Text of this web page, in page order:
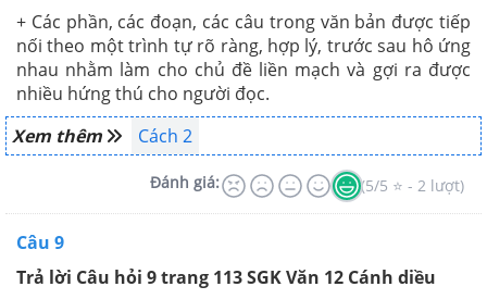
+ Các phần, các đoạn, các câu trong văn bản được tiếp
nối theo một trình tự rõ ràng, hợp lý, trước sau hô ứng
nhau nhằm làm cho chủ đề liền mạch và gợi ra được
nhiều hứng thú cho người đọc.
Xem thêm
Cách 2
Đánh giá: (5/5 ⭐ - 2 lượt)
Câu 9
Trả lời Câu hỏi 9 trang 113 SGK Văn 12 Cánh diều